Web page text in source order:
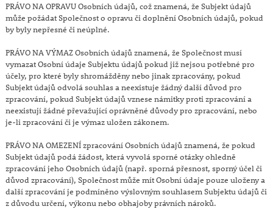
PRÁVO NA OPRAVU Osobních údajů, což znamená, že Subjekt údajů
může požádat Společnost o opravu či doplnění Osobních údajů, pokud
by byly nepřesné či neúplné.
PRÁVO NA VÝMAZ Osobních údajů znamená, že Společnost musí
vymazat Osobní údaje Subjektu údajů pokud již nejsou potřebné pro
účely, pro které byly shromážděny nebo jinak zpracovány, pokud
Subjekt údajů odvolá souhlas a neexistuje žádný další důvod pro
zpracování, pokud Subjekt údajů vznese námitky proti zpracování a
neexistují žádné převažující oprávněné důvody pro zpracování, nebo
je-li zpracování či je výmaz uložen zákonem.
PRÁVO NA OMEZENÍ zpracování Osobních údajů znamená, že pokud
Subjekt údajů podá žádost, která vyvolá sporné otázky ohledně
zpracování jeho Osobních údajů (např. sporná přesnost, sporný účel či
důvod zpracování), Společnost může mít Osobní údaje pouze uloženy a
další zpracování je podmíněno výslovným souhlasem Subjektu údajů či
z důvodu určení, výkonu nebo obhajoby právních nároků.